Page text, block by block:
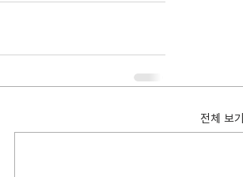
전체 보기